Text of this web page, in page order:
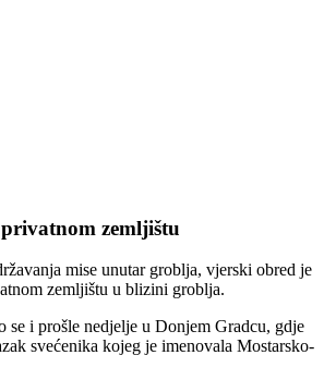
zemljištu
mise unutar groblja, vjerski obred je
zemljištu u blizini groblja.
se i prošle nedjelje u Donjem Gradcu, gdje
svećenika kojeg je imenovala Mostarsko-